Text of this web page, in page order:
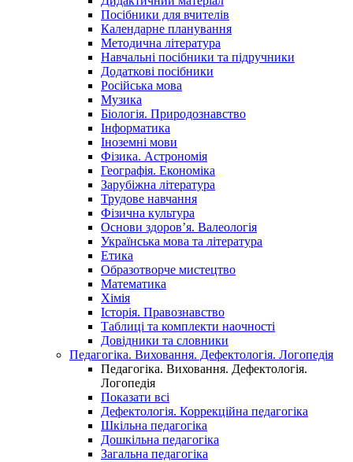
Посібники для вчителів
Календарне планування
Методична література
Навчальні посібники та підручники
Додаткові посібники
Російська мова
Музика
Біологія. Природознавство
Інформатика
Іноземні мови
Фізика. Астрономія
Географія. Економіка
Зарубіжна література
Трудове навчання
Фізична культура
Основи здоров’я. Валеологія
Українська мова та література
Етика
Образотворче мистецтво
Математика
Хімія
Історія. Правознавство
Таблиці та комплекти наочності
Довідники та словники
Педагогіка. Виховання. Дефектологія. Логопедія
Педагогіка. Виховання. Дефектологія.
Логопедія
Показати всі
Дефектологія. Коррекційна педагогіка
Шкільна педагогіка
Дошкільна педагогіка
Загальна педагогіка